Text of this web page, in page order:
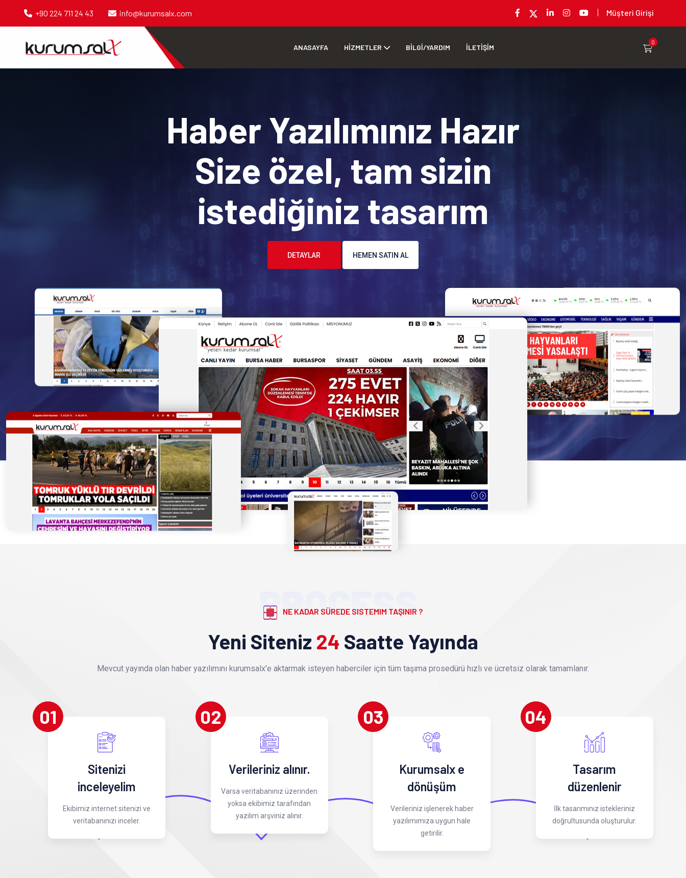
+90 224 711 24 43 info@kurumsalx.com Müşteri Girişi
ANASAYFA HİZMETLER BİLGİ/YARDIM İLETİŞİM
0
Haber Yazılımınız Hazır
Size özel, tam sizin
istediğiniz tasarım
DETAYLAR HEMEN SATIN AL
PROCESS
NE KADAR SÜREDE SISTEMIM TAŞINIR ?
Yeni Siteniz 24 Saatte Yayında
Mevcut yayında olan haber yazılımını kurumsalx'e aktarmak isteyen haberciler için tüm taşıma prosedürü hızlı ve ücretsiz olarak tamamlanır.
01
Sitenizi
inceleyelim
Ekibimiz internet sitenizi ve
veritabanınızı inceler.
02
Verileriniz alınır.
Varsa veritabanınız üzerinden
yoksa ekibimiz tarafından
yazılım arşviniz alınır.
03
Kurumsalx e
dönüşüm
Verileriniz işlenerek haber
yazılımımıza uygun hale
getirilir.
04
Tasarım
düzenlenir
İlk tasarımınız istekleriniz
doğrultusunda oluşturulur.